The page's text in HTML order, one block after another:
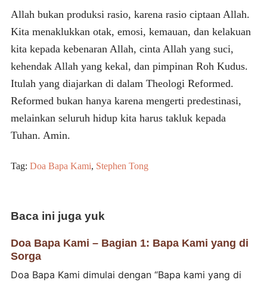
Allah bukan produksi rasio, karena rasio ciptaan Allah.
Kita menaklukkan otak, emosi, kemauan, dan kelakuan
kita kepada kebenaran Allah, cinta Allah yang suci,
kehendak Allah yang kekal, dan pimpinan Roh Kudus.
Itulah yang diajarkan di dalam Theologi Reformed.
Reformed bukan hanya karena mengerti predestinasi,
melainkan seluruh hidup kita harus takluk kepada
Tuhan. Amin.
Tag: Doa Bapa Kami, Stephen Tong
Baca ini juga yuk
Doa Bapa Kami – Bagian 1: Bapa Kami yang di
Sorga
Doa Bapa Kami dimulai dengan “Bapa kami yang di